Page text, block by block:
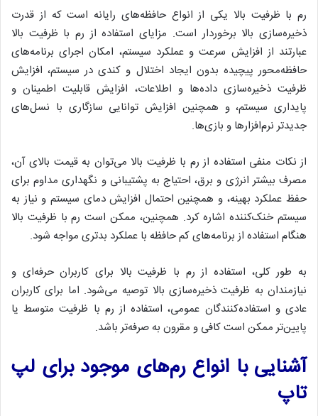
رم با ظرفیت بالا یکی از انواع حافظه‌های رایانه است که از قدرت
ذخیره‌سازی بالا برخوردار است. مزایای استفاده از رم با ظرفیت بالا
عبارتند از افزایش سرعت و عملکرد سیستم، امکان اجرای برنامه‌های
حافظه‌محور پیچیده بدون ایجاد اختلال و کندی در سیستم، افزایش
ظرفیت ذخیره‌سازی داده‌ها و اطلاعات، افزایش قابلیت اطمینان و
پایداری سیستم، و همچنین افزایش توانایی سازگاری با نسل‌های
جدیدتر نرم‌افزارها و بازی‌ها.
از نکات منفی استفاده از رم با ظرفیت بالا می‌توان به قیمت بالای آن،
مصرف بیشتر انرژی و برق، احتیاج به پشتیبانی و نگهداری مداوم برای
حفظ عملکرد بهینه، و همچنین احتمال افزایش دمای سیستم و نیاز به
سیستم خنک‌کننده اشاره کرد. همچنین، ممکن است رم با ظرفیت بالا
هنگام استفاده از برنامه‌های کم حافظه با عملکرد بدتری مواجه شود.
به طور کلی، استفاده از رم با ظرفیت بالا برای کاربران حرفه‌ای و
نیازمندان به ظرفیت ذخیره‌سازی بالا توصیه می‌شود. اما برای کاربران
عادی و استفاده‌کنندگان عمومی، استفاده از رم با ظرفیت متوسط یا
پایین‌تر ممکن است کافی و مقرون به صرفه‌تر باشد.
آشنایی با انواع رم‌های موجود برای لپ
تاپ